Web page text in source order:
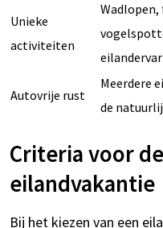
Unieke
activiteiten
Wadlopen,
Autovrije rust
Meerdere
de
Criteria voor
eilandvakantie
Bij het kiezen van een